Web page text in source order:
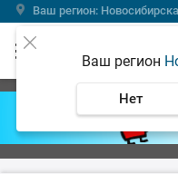
Ваш регион:
Ваш регион
Нет